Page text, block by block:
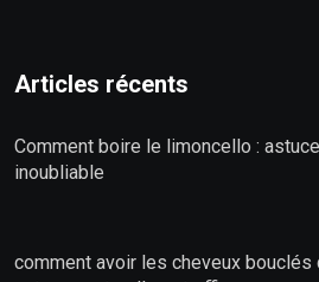
Articles récents
Comment boire le limoncello :
inoubliable
comment avoir les cheveux